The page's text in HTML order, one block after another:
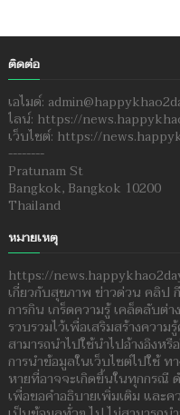
ติดต่อ
เอไมด์:
ไลน์: https://
เว็บไซต์: https://
--------
Pratunam St
Bangkok, Bangkok 10200
Thailand
หมายเหตุ
https://
เกี่ยวกับสุขภาพ ข่าวด่วน คลิป
การกิน เกร็ดความรู้ เคล็ดลับต่
รวบรวมไว้เพื่อเสริมสร้างควา
สามารถนำไปใช้นำไปอ้างอิงห
การนำข้อมูลในเว็บไซต์ไปใช้ ท
หายที่อาจจะเกิดขึ้นในทุกกรณี
เพื่อขอคำอธิบายเพิ่มเติม และ